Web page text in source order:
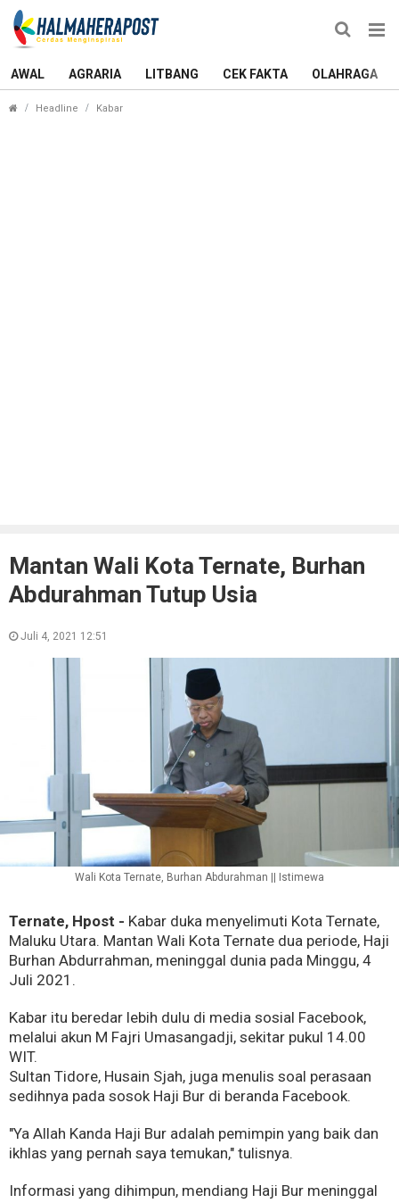
AWAL AGRARIA LITBANG CEK FAKTA OLAHRAGA
Headline Kabar
Mantan Wali Kota Ternate, Burhan
Abdurahman Tutup Usia
Juli 4, 2021 12:51
Wali Kota Ternate, Burhan Abdurahman || Istimewa
Ternate, Hpost - Kabar duka menyelimuti Kota Ternate,
Maluku Utara. Mantan Wali Kota Ternate dua periode, Haji
Burhan Abdurrahman, meninggal dunia pada Minggu, 4
Juli 2021.
Kabar itu beredar lebih dulu di media sosial Facebook,
melalui akun M Fajri Umasangadji, sekitar pukul 14.00
WIT.
Sultan Tidore, Husain Sjah, juga menulis soal perasaan
sedihnya pada sosok Haji Bur di beranda Facebook.
"Ya Allah Kanda Haji Bur adalah pemimpin yang baik dan
ikhlas yang pernah saya temukan," tulisnya.
Informasi yang dihimpun, mendiang Haji Bur meninggal